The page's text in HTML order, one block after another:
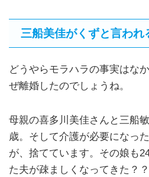
三船美佳がくずと言われ
どうやらモラハラの事実はな
ぜ離婚したのでしょうね。
母親の喜多川美佳さんと三船
歳。そして介護が必要になっ
が、捨てています。その娘も
た夫が疎ましくなってきた？